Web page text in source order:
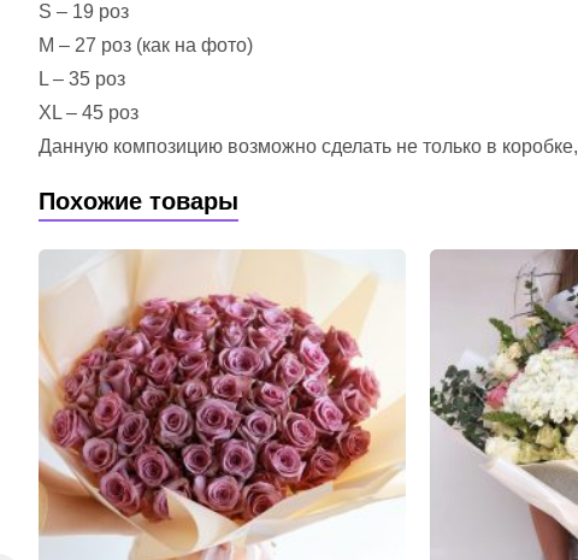
S – 19 роз
M – 27 роз (как на фото)
L – 35 роз
XL – 45 роз
Данную композицию возможно сделать не только в
Похожие товары